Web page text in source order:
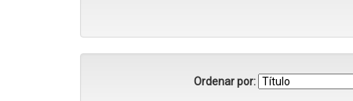
Ordenar por: